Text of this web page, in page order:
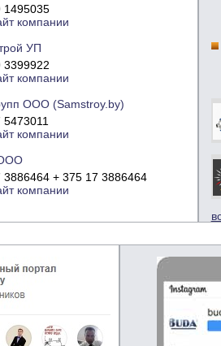
1495035
компании
УП
3399922
компании
ООО (Samstroy.by)
компании
3886464 + 375 17 3886464
компании